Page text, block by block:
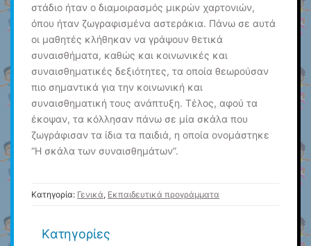
στάδιο ήταν ο διαμοιρασμός μικρών χαρτονιών,
όπου ήταν ζωγραφισμένα αστεράκια. Πάνω σε αυτά
οι μαθητές κλήθηκαν να γράψουν θετικά
συναισθήματα, καθώς και κοινωνικές και
συναισθηματικές δεξιότητες, τα οποία θεωρούσαν
πιο σημαντικά για την κοινωνική και
συναισθηματική τους ανάπτυξη. Τέλος, αφού τα
έκοψαν, τα κόλλησαν πάνω σε μία σκάλα που
ζωγράφισαν τα ίδια τα παιδιά, η οποία ονομάστηκε
“Η σκάλα των συναισθημάτων”.
Κατηγορία: Γενικά, Εκπαιδευτικά προγράμματα
Kατηγορίες